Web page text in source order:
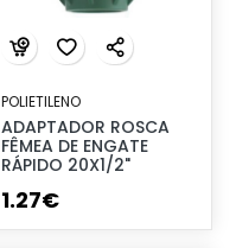
POLIETILENO
ADAPTADOR ROSCA
FÊMEA DE ENGATE
RÁPIDO 20X1/2"
1.27€